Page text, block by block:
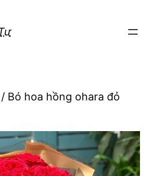
/ Bó hoa hồng ohara đỏ